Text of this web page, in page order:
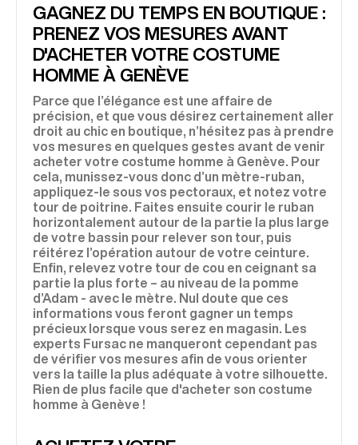
GAGNEZ DU TEMPS EN BOUTIQUE :
PRENEZ VOS MESURES AVANT
D'ACHETER VOTRE COSTUME
HOMME À GENÈVE
Parce que l’élégance est une affaire de
précision, et que vous désirez certainement aller
droit au chic en boutique, n’hésitez pas à prendre
vos mesures en quelques gestes avant de venir
acheter votre costume homme à Genève. Pour
cela, munissez-vous donc d’un mètre-ruban,
appliquez-le sous vos pectoraux, et notez votre
tour de poitrine. Faites ensuite courir le ruban
horizontalement autour de la partie la plus large
de votre bassin pour relever son tour, puis
réitérez l’opération autour de votre ceinture.
Enfin, relevez votre tour de cou en ceignant sa
partie la plus forte – au niveau de la pomme
d’Adam - avec le mètre. Nul doute que ces
informations vous feront gagner un temps
précieux lorsque vous serez en magasin. Les
experts Fursac ne manqueront cependant pas
de vérifier vos mesures afin de vous orienter
vers la taille la plus adéquate à votre silhouette.
Rien de plus facile que d'acheter son costume
homme à Genève !